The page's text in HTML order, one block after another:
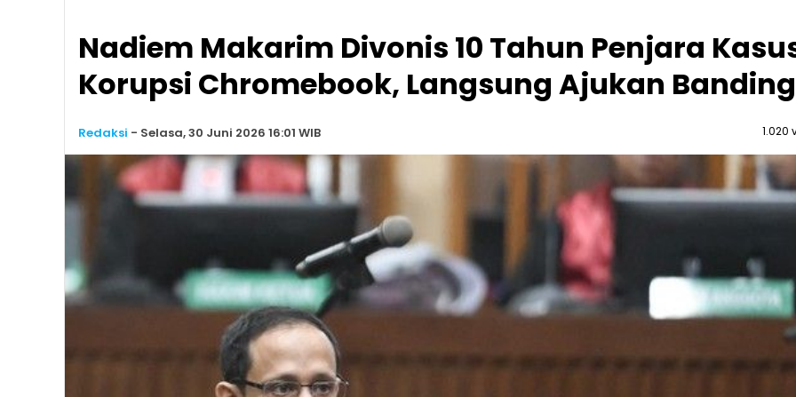
Nadiem Makarim Divonis 10 Tahun Penjara
Korupsi Chromebook, Langsung Ajukan Banding
Redaksi - Selasa, 30 Juni 2026 16:01 WIB 1.020